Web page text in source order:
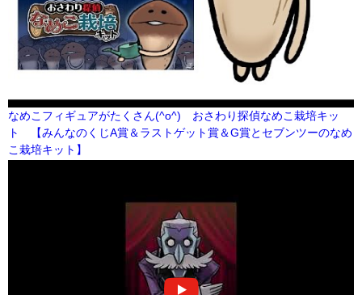
なめこフィギュアがたくさん(^o^) おさわり探偵なめこ栽培キッ
ト 【みんなのくじA賞＆ラストゲット賞＆G賞とセブンツーのなめ
こ栽培キット】